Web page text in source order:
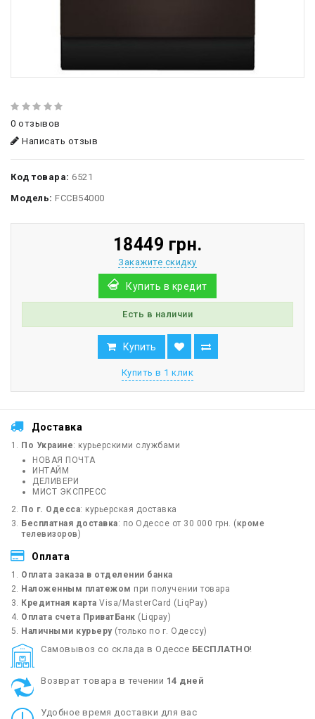
0 отзывов
Написать отзыв
Код товара: 6521
Модель: FCCB54000
18449 грн.
Закажите скидку
Купить в кредит
Есть в наличии
Купить
Купить в 1 клик
Доставка
По Украине: курьерскими службами
НОВАЯ ПОЧТА
ИНТАЙМ
ДЕЛИВЕРИ
МИСТ ЭКСПРЕСС
По г. Одесса: курьерская доставка
Бесплатная доставка: по Одессе от 30 000 грн. (кроме
телевизоров)
Оплата
Оплата заказа в отделении банка
Наложенным платежом при получении товара
Кредитная карта Visa/MasterCard (LiqPay)
Оплата счета ПриватБанк (Liqpay)
Наличными курьеру(только по г. Одессу)
Cамовывоз со склада в Одессе БЕСПЛАТНО!
Возврат товара в течении 14 дней
Удобное время доставки для вас